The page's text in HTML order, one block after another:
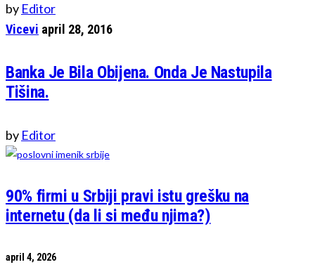
by Editor
Vicevi april 28, 2016
Banka Je Bila Obijena. Onda Je Nastupila
Tišina.
by Editor
90% firmi u Srbiji pravi istu grešku na
internetu (da li si među njima?)
april 4, 2026